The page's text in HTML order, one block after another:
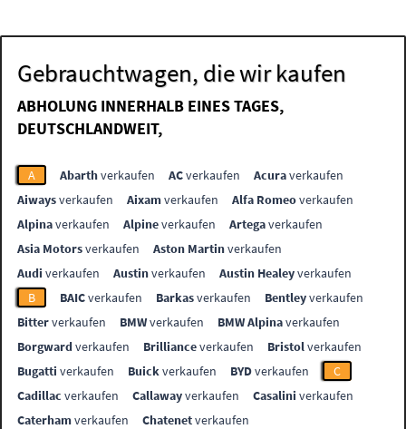
Gebrauchtwagen, die wir kaufen
ABHOLUNG INNERHALB EINES TAGES,
DEUTSCHLANDWEIT,
A Abarthverkaufen ACverkaufen Acuraverkaufen
Aiwaysverkaufen Aixamverkaufen Alfa Romeoverkaufen
Alpinaverkaufen Alpineverkaufen Artegaverkaufen
Asia Motorsverkaufen Aston Martinverkaufen
Audi verkaufen Austinverkaufen Austin Healeyverkaufen
B
BAICverkaufen Barkasverkaufen Bentleyverkaufen
Bitterverkaufen BMWverkaufen BMW Alpinaverkaufen
Borgwardverkaufen Brillianceverkaufen Bristolverkaufen
Bugatti verkaufen Buickverkaufen BYDverkaufen
C
Cadillac verkaufen Callawayverkaufen Casalini verkaufen
Caterhamverkaufen Chatenetverkaufen